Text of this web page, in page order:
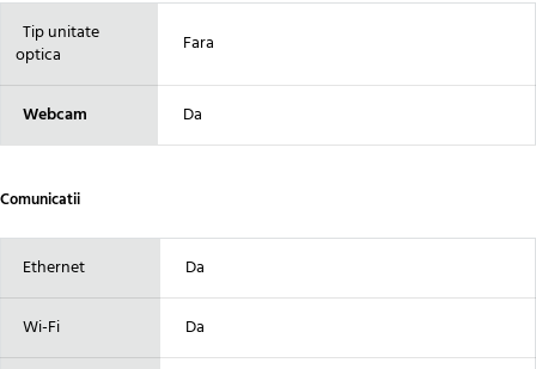
Tip unitate
optica
Fara
Webcam Da
Comunicatii
Ethernet Da
Wi-Fi Da